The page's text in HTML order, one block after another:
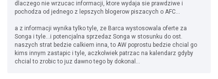
dlaczego nie wrzucac informacji, ktore wydaja sie prawdziwe i
pochodza od jednego z lepszych blogerow piszacych o AFC...
a z informacji wynika tylko tyle, ze Barca wystosowala oferte za
Songa i tyle...i potencjalna sprzedaz Songa w stosunku do ost.
naszych strat bedzie calkiem inna, to AW poprostu bedzie chcial go
kims innym zastapic i tyle, aczkolwiek patrzac na kalendarz gdyby
chcial to zrobic to juz dawno tego by dokonal...